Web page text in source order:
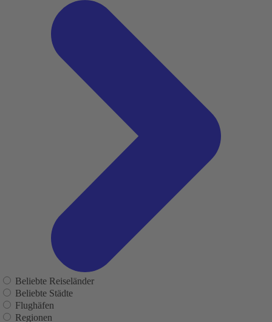
Beliebte Reiseländer
Beliebte Städte
Flughäfen
Regionen